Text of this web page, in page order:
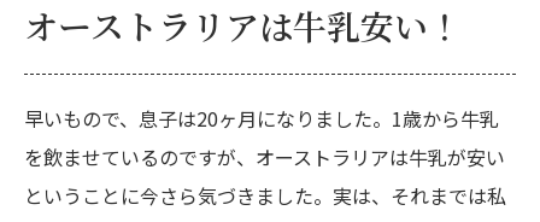
オーストラリアは牛乳安い！
早いもので、息子は20ヶ月になりました。1歳から牛乳
を飲ませているのですが、オーストラリアは牛乳が安い
ということに今さら気づきました。実は、それまでは私